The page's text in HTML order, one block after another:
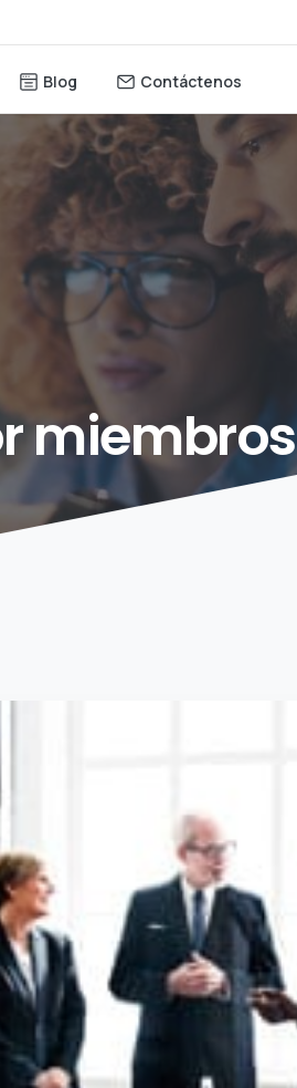
Blog Contáctenos
miembros